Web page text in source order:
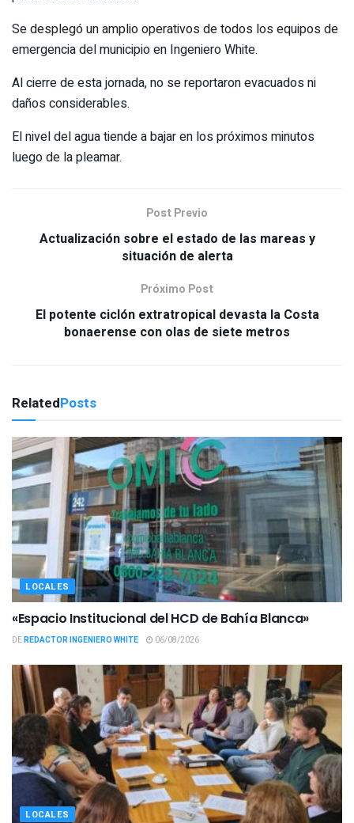
Se desplegó un amplio operativos de todos los equipos de
emergencia del municipio en Ingeniero White.
Al cierre de esta jornada, no se reportaron evacuados ni
daños considerables.
El nivel del agua tiende a bajar en los próximos minutos
luego de la pleamar.
Post Previo
Actualización sobre el estado de las mareas y
situación de alerta
Próximo Post
El potente ciclón extratropical devasta la Costa
bonaerense con olas de siete metros
RelatedPosts
LOCALES
«Espacio Institucional del HCD de Bahía Blanca»
DEREDACTOR INGENIERO WHITE 06/08/2026
LOCALES